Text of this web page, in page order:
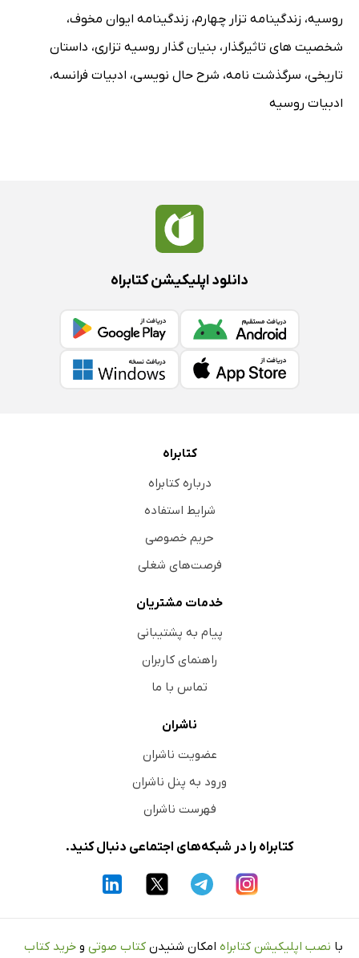
روسیه، زندگینامه تزار چهارم، زندگینامه ایوان مخوف،
شخصیت های تاثیرگذار ، بنیان گذار روسیه تزاری، داستان
تاریخی، سرگذشت نامه، شرح حال نویسی، ادبیات فرانسه،
ادبیات روسیه
دانلود اپلیکیشن کتابراه
کتابراه
درباره کتابراه
شرایط استفاده
حریم خصوصی
فرصت‌های شغلی
خدمات مشتریان
پیام به پشتیبانی
راهنمای کاربران
تماس با ما
ناشران
عضویت ناشران
ورود به پنل ناشران
فهرست ناشران
کتابراه را در شبکه‌های اجتماعی دنبال کنید.
با نصب اپلیکیشن کتابراه امکان شنیدن کتاب صوتی و خرید کتاب